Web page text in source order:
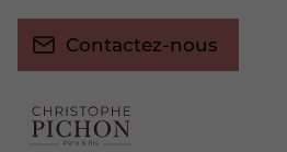
Contactez-nous